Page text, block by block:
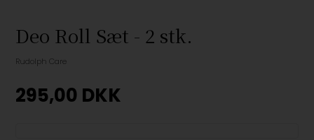
Deo Roll Sæt - 2 stk.
Rudolph Care
295,00 DKK